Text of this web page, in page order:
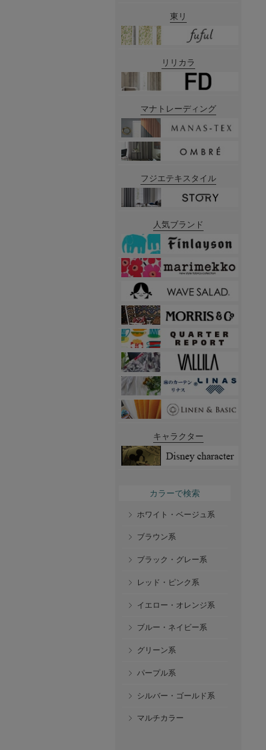
東リ
リリカラ
マナトレーディング
フジエテキスタイル
人気ブランド
キャラクター
カラーで検索
ホワイト・ベージュ系
ブラウン系
ブラック・グレー系
レッド・ピンク系
イエロー・オレンジ系
ブルー・ネイビー系
グリーン系
パープル系
シルバー・ゴールド系
マルチカラー